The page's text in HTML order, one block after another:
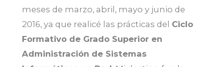
meses de marzo, abril, mayo y junio de
2016, ya que realicé las prácticas del Ciclo
Formativo de Grado Superior en
Administración de Sistemas